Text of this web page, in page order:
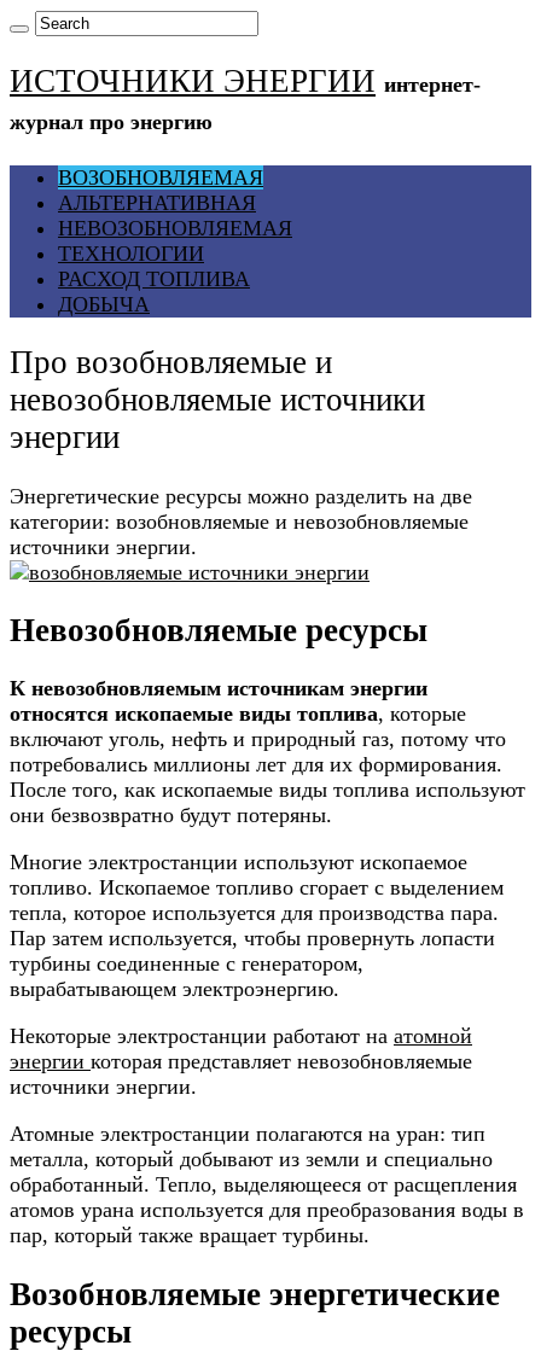
ИСТОЧНИКИ ЭНЕРГИИ интернет-
журнал про энергию
ВОЗОБНОВЛЯЕМАЯ
АЛЬТЕРНАТИВНАЯ
НЕВОЗОБНОВЛЯЕМАЯ
ТЕХНОЛОГИИ
РАСХОД ТОПЛИВА
ДОБЫЧА
Про возобновляемые и
невозобновляемые источники
энергии
Энергетические ресурсы можно разделить на две
категории: возобновляемые и невозобновляемые
источники энергии.
Невозобновляемые ресурсы
К невозобновляемым источникам энергии
относятся ископаемые виды топлива, которые
включают уголь, нефть и природный газ, потому что
потребовались миллионы лет для их формирования.
После того, как ископаемые виды топлива используют
они безвозвратно будут потеряны.
Многие электростанции используют ископаемое
топливо. Ископаемое топливо сгорает с выделением
тепла, которое используется для производства пара.
Пар затем используется, чтобы провернуть лопасти
турбины соединенные с генератором,
вырабатывающем электроэнергию.
Некоторые электростанции работают на атомной
энергии которая представляет невозобновляемые
источники энергии.
Атомные электростанции полагаются на уран: тип
металла, который добывают из земли и специально
обработанный. Тепло, выделяющееся от расщепления
атомов урана используется для преобразования воды в
пар, который также вращает турбины.
Возобновляемые энергетические
ресурсы